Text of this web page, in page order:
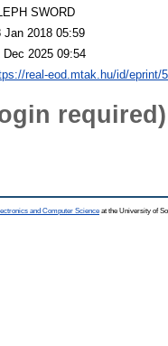
SWORD
Jan 2018 05:59
Dec 2025 09:54
real-eod.mtak.hu/id/eprint/
required)
and Computer Science at the University of